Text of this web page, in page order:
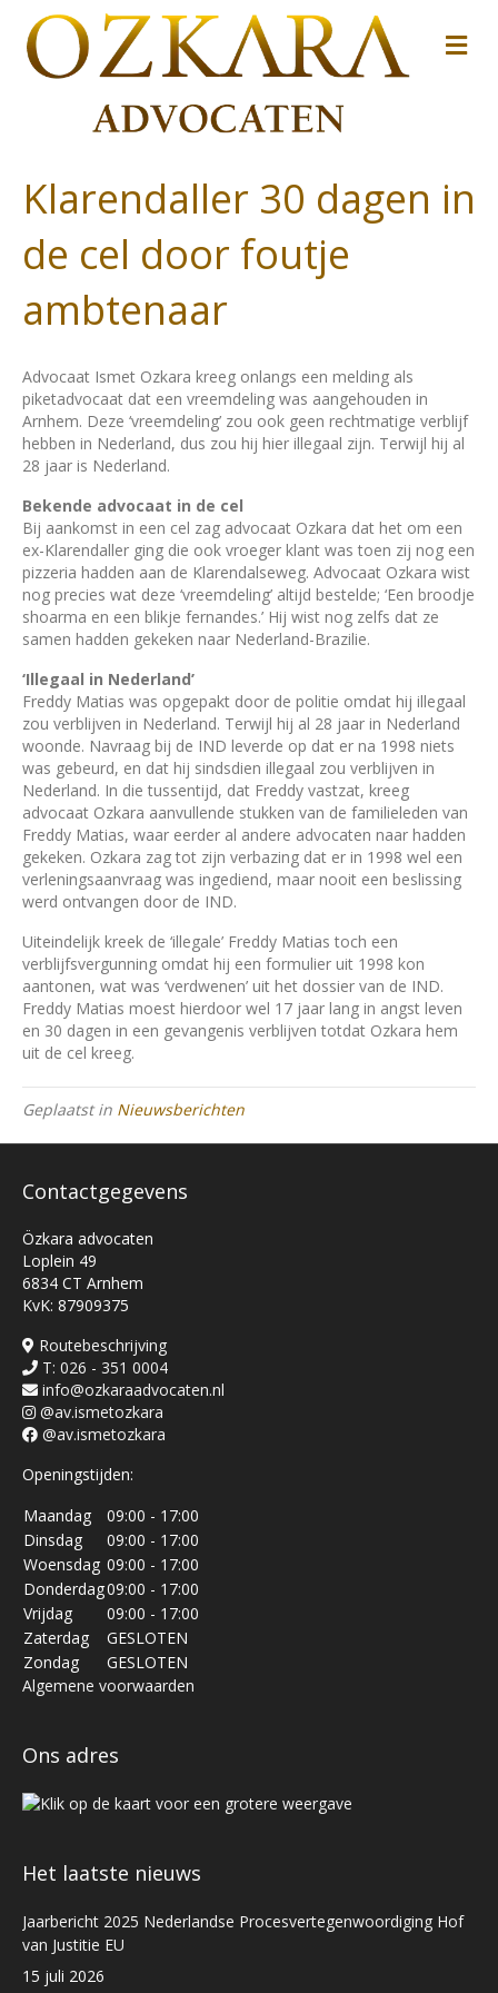
Klarendaller 30 dagen in
de cel door foutje
ambtenaar
Advocaat Ismet Ozkara kreeg onlangs een melding als
piketadvocaat dat een vreemdeling was aangehouden in
Arnhem. Deze ‘vreemdeling’ zou ook geen rechtmatige verblijf
hebben in Nederland, dus zou hij hier illegaal zijn. Terwijl hij al
28 jaar is Nederland.
Bekende advocaat in de cel
Bij aankomst in een cel zag advocaat Ozkara dat het om een
ex-Klarendaller ging die ook vroeger klant was toen zij nog een
pizzeria hadden aan de Klarendalseweg. Advocaat Ozkara wist
nog precies wat deze ‘vreemdeling’ altijd bestelde; ‘Een broodje
shoarma en een blikje fernandes.’ Hij wist nog zelfs dat ze
samen hadden gekeken naar Nederland-Brazilie.
‘Illegaal in Nederland’
Freddy Matias was opgepakt door de politie omdat hij illegaal
zou verblijven in Nederland. Terwijl hij al 28 jaar in Nederland
woonde. Navraag bij de IND leverde op dat er na 1998 niets
was gebeurd, en dat hij sindsdien illegaal zou verblijven in
Nederland. In die tussentijd, dat Freddy vastzat, kreeg
advocaat Ozkara aanvullende stukken van de familieleden van
Freddy Matias, waar eerder al andere advocaten naar hadden
gekeken. Ozkara zag tot zijn verbazing dat er in 1998 wel een
verleningsaanvraag was ingediend, maar nooit een beslissing
werd ontvangen door de IND.
Uiteindelijk kreek de ‘illegale’ Freddy Matias toch een
verblijfsvergunning omdat hij een formulier uit 1998 kon
aantonen, wat was ‘verdwenen’ uit het dossier van de IND.
Freddy Matias moest hierdoor wel 17 jaar lang in angst leven
en 30 dagen in een gevangenis verblijven totdat Ozkara hem
uit de cel kreeg.
Geplaatst in Nieuwsberichten
Contactgegevens
Özkara advocaten
Loplein 49
6834 CT Arnhem
KvK: 87909375
Routebeschrijving
T: 026 - 351 0004
info@ozkaraadvocaten.nl
@av.ismetozkara
@av.ismetozkara
Openingstijden:
Maandag
09:00 - 17:00
Dinsdag
09:00 - 17:00
Woensdag 09:00 - 17:00
Donderdag09:00 - 17:00
Vrijdag
09:00 - 17:00
Zaterdag
GESLOTEN
Zondag
GESLOTEN
Algemene voorwaarden
Ons adres
Het laatste nieuws
Jaarbericht 2025 Nederlandse Procesvertegenwoordiging Hof
van Justitie EU
15 juli 2026